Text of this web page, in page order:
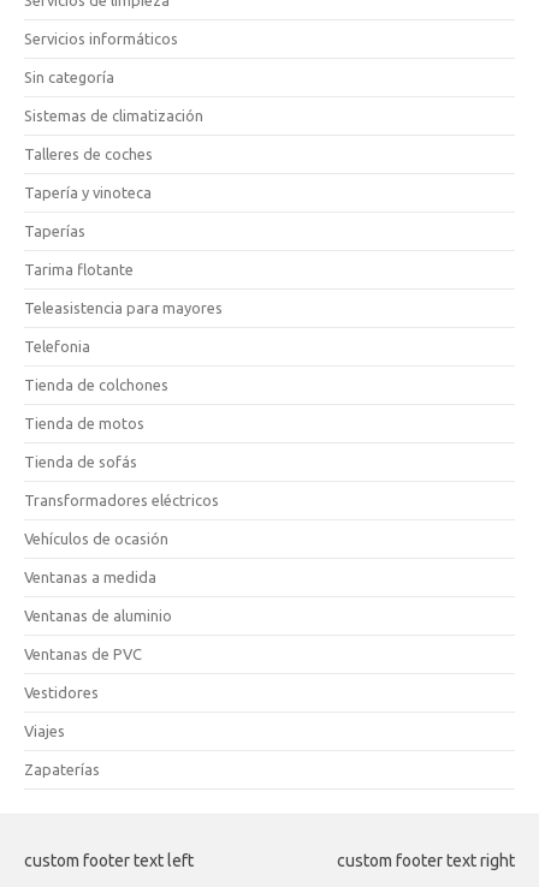
Servicios informáticos
Sin categoría
Sistemas de climatización
Talleres de coches
Tapería y vinoteca
Taperías
Tarima flotante
Teleasistencia para mayores
Telefonia
Tienda de colchones
Tienda de motos
Tienda de sofás
Transformadores eléctricos
Vehículos de ocasión
Ventanas a medida
Ventanas de aluminio
Ventanas de PVC
Vestidores
Viajes
Zapaterías
custom footer text left custom footer text right